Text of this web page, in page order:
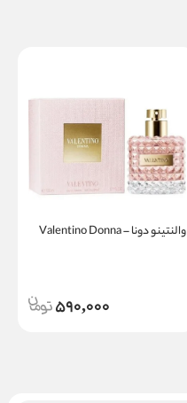
والنتینو دونا – Valentino Donna
590,000